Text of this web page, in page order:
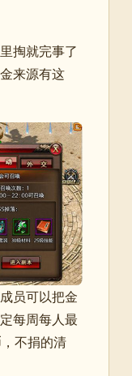
掏就完事了
来源有这
员可以把金
每周每人最
不捐的清